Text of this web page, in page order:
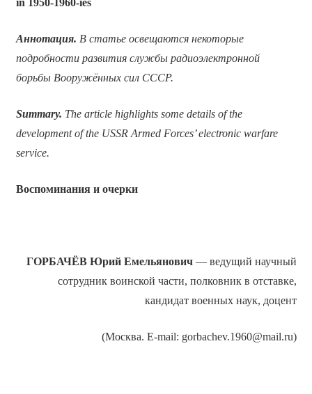
in 1950-1960-ies
Аннотация. В статье освещаются некоторые
подробности развития службы радиоэлектронной
борьбы Вооружённых сил СССР.
Summary. The article highlights some details of the
development of the USSR Armed Forces’ electronic warfare
service.
Воспоминания и очерки
ГОРБАЧЁВ Юрий Емельянович— ведущий научный
сотрудник воинской части, полковник в отставке,
кандидат военных наук, доцент
(Москва. E-mail: gorbachev.1960@mail.ru)